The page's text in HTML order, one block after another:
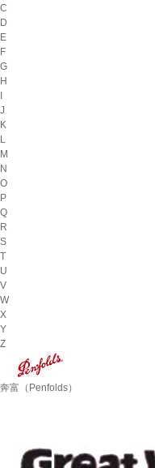
C
D
E
F
G
H
J
K
L
M
N
O
P
Q
R
S
T
U
V
W
X
Y
Z
奔富（Penfolds）